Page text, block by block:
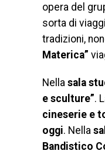
opera del
sorta di
tradizioni,
Materica”
Nella sala
e sculture”.
cineserie e
oggi. Nella
Bandistico